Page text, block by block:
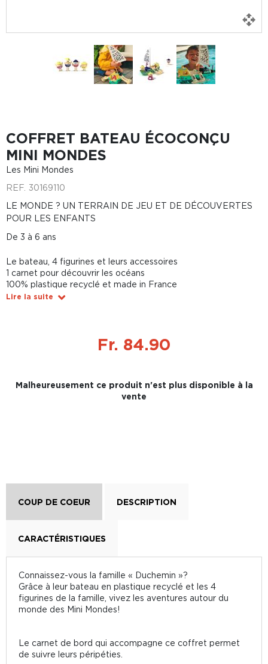
COFFRET BATEAU ÉCOCONÇU
MINI MONDES
Les Mini Mondes
REF. 30169110
LE MONDE ? UN TERRAIN DE JEU ET DE DÉCOUVERTES
POUR LES ENFANTS
De 3 à 6 ans
Le bateau, 4 figurines et leurs accessoires
1 carnet pour découvrir les océans
100% plastique recyclé et made in France
Lire la suite
Fr. 84.90
Malheureusement ce produit n'est plus disponible à la
vente
COUP DE COEUR DESCRIPTION
CARACTÉRISTIQUES
Connaissez-vous la famille « Duchemin »?
Grâce à leur bateau en plastique recyclé et les 4
figurines de la famille, vivez les aventures autour du
monde des Mini Mondes!
Le carnet de bord qui accompagne ce coffret permet
de suivre leurs péripéties.